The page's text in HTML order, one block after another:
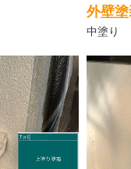
外壁
中塗り